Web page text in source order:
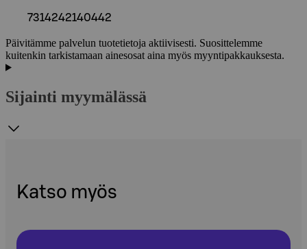
7314242140442
Päivitämme palvelun tuotetietoja aktiivisesti. Suosittelemme
kuitenkin tarkistamaan ainesosat aina myös myyntipakkauksesta.
Sijainti myymälässä
Katso myös